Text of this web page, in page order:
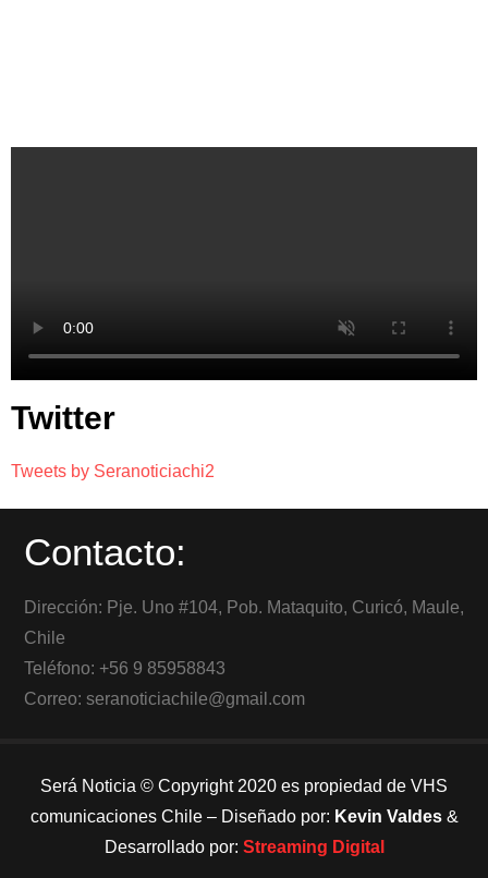
Twitter
Tweets by Seranoticiachi2
Contacto:
Dirección: Pje. Uno #104, Pob. Mataquito, Curicó, Maule,
Chile
Teléfono: +56 9 85958843
Correo: seranoticiachile@gmail.com
Será Noticia © Copyright 2020 es propiedad de VHS
comunicaciones Chile – Diseñado por: Kevin Valdes&
Desarrollado por: Streaming Digital